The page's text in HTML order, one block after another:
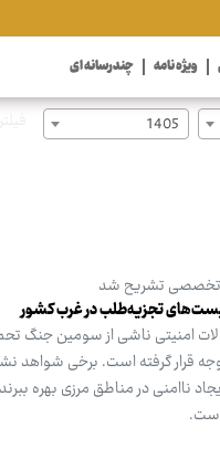
ویژه نامه چندرسانه ای
1405
تشریح شد
تجزیه‌طلب در غرب کشور
امنیتی ناشی از سومین جنگ
قرار گرفته است. برخی شواهد
ناامنی در مناطق مرزی بهره